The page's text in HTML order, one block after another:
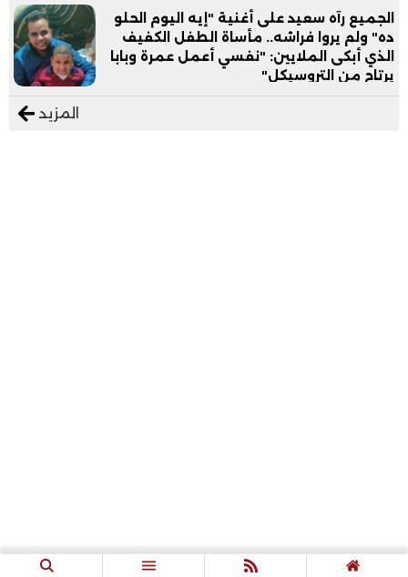
الجميع رآه سعيد على أغنية "إيه اليوم الحلو
ده" ولم يروا فراشه.. مأساة الطفل الكفيف
الذي أبكى الملايين: "نفسي أعمل عمرة وبابا
يرتاح من التروسيكل"
المزيد